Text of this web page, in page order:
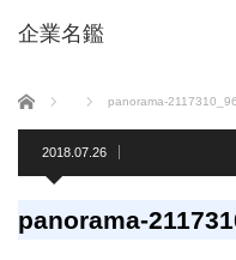
企業名鑑
ホーム panorama-
2018.07.26
panorama-